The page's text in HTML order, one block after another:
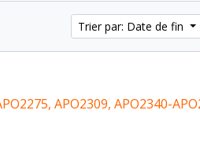
Trier par: Date de fin
APO2309, APO2340-